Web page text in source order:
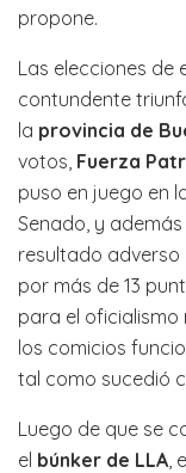
propone.
Las elecciones de
contundente
la provincia de
votos, Fuerza
puso en juego en
Senado, y
resultado adverso
por más de 13
para el
los comicios
tal como sucedió
Luego de que se
el búnker de LLA ,